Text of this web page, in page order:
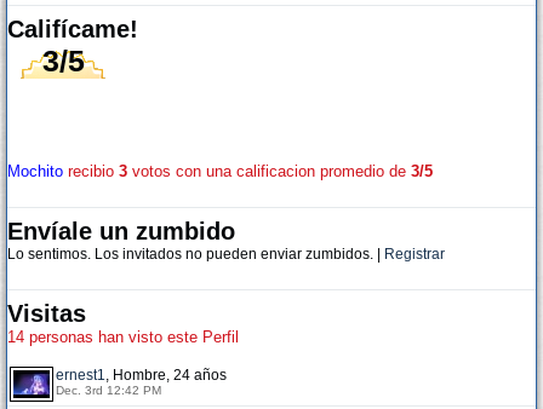
Califícame!
3/5
Mochito recibio 3 votos con una calificacion promedio de 3/5
Envíale un zumbido
Lo sentimos. Los invitados no pueden enviar zumbidos. | Registrar
Visitas
14 personas han visto este Perfil
ernest1, Hombre, 24 años
Dec. 3rd 12:42 PM